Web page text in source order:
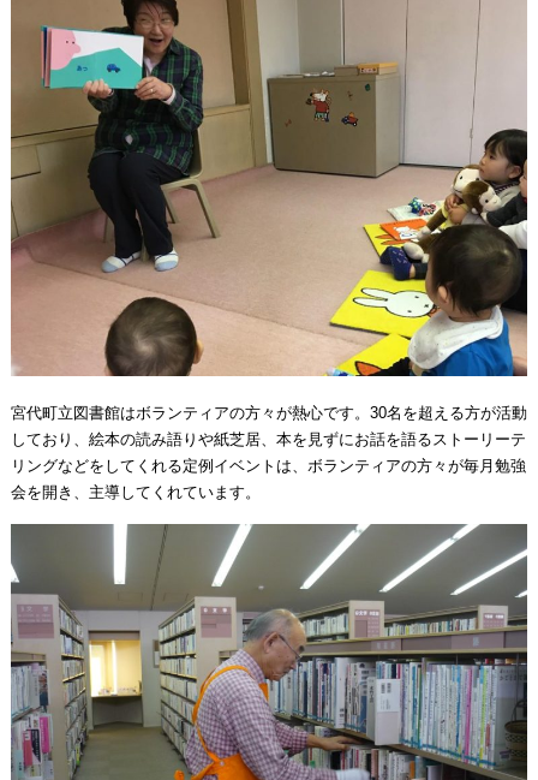
宮代町立図書館はボランティアの方々が熱心です。30名を超える方が活動
しており、絵本の読み語りや紙芝居、本を見ずにお話を語るストーリーテ
リングなどをしてくれる定例イベントは、ボランティアの方々が毎月勉強
会を開き、主導してくれています。